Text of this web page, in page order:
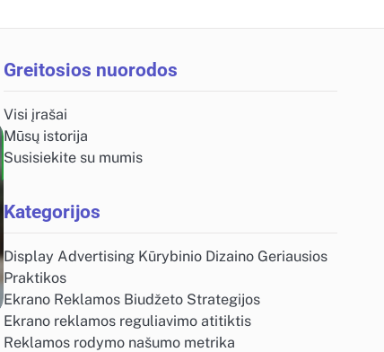
Greitosios nuorodos
Visi įrašai
Mūsų istorija
Susisiekite su mumis
Kategorijos
Display Advertising Kūrybinio Dizaino Geriausios
Praktikos
Ekrano Reklamos Biudžeto Strategijos
Ekrano reklamos reguliavimo atitiktis
Reklamos rodymo našumo metrika